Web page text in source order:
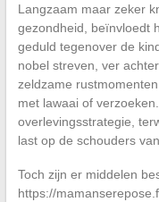
Langzaam maar zeker
gezondheid, beïnvloedt
geduld tegenover de
nobel streven, ver
zeldzame
met lawaai of
overlevingsstrategie,
last op de schouders
Toch zijn er middelen
https://